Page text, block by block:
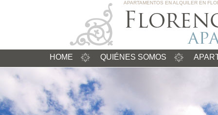
APARTAMENTOS EN ALQUILER EN
HOME QUIÉNES SOMOS